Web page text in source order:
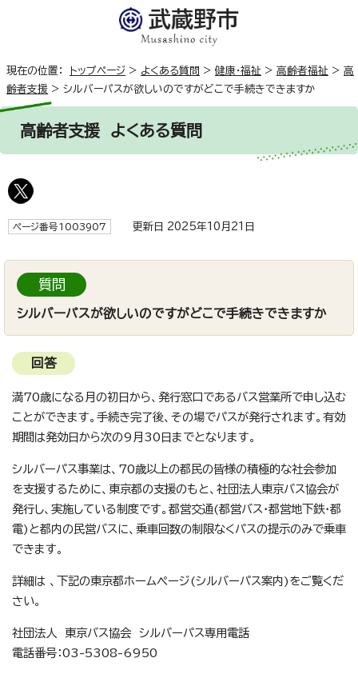
現在の位置： トップページ > よくある質問 > 健康・福祉 > 高齢者福祉 > 高
齢者支援 > シルバーパスが欲しいのですがどこで手続きできますか
高齢者支援 よくある質問
ページ番号1003907 更新日 2025年10月21日
質問
シルバーパスが欲しいのですがどこで手続きできますか
回答
満70歳になる月の初日から、発行窓口であるバス営業所で申し込む
ことができます。手続き完了後、その場でパスが発行されます。有効
期間は発効日から次の9月30日までとなります。
シルバーパス事業は、70歳以上の都民の皆様の積極的な社会参加
を支援するために、東京都の支援のもと、社団法人東京バス協会が
発行し、実施している制度です。都営交通(都営バス・都営地下鉄・都
電)と都内の民営バスに、乗車回数の制限なくパスの提示のみで乗車
できます。
詳細は 、下記の東京都ホームページ(シルバーパス案内)をご覧くだ
さい。
社団法人 東京バス協会 シルバーパス専用電話
電話番号：03-5308-6950